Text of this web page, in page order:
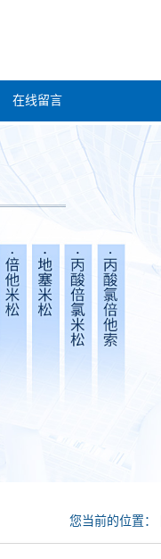
在线留言
您当前的位置：